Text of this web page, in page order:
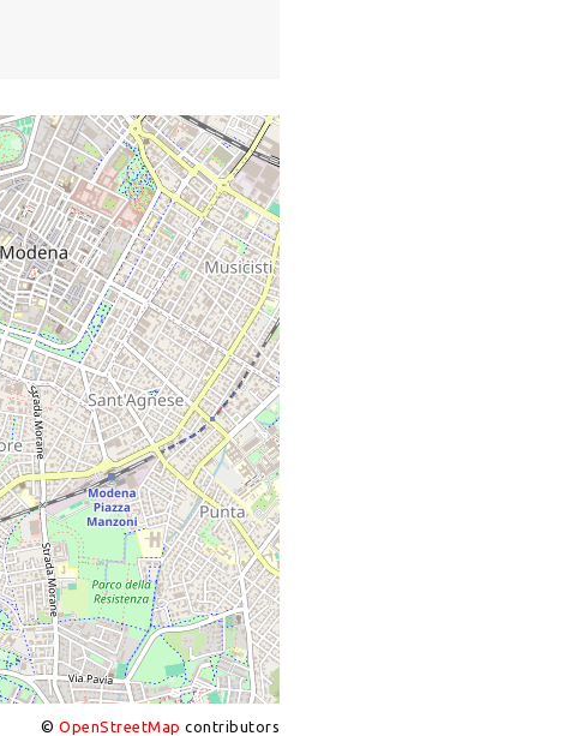
© OpenStreetMap contributors